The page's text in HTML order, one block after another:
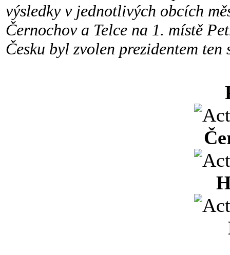
výsledky v jednotlivých obcích
Černochov a Telce na 1. místě
Česku byl zvolen prezidentem ten